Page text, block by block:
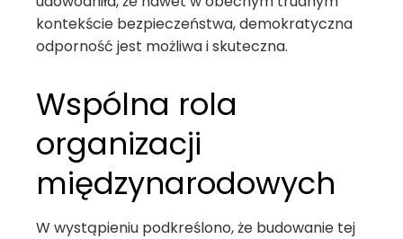
kontekście bezpieczeństwa, demokratyczna
odporność jest możliwa i skuteczna.
Wspólna rola
organizacji
międzynarodowych
W wystąpieniu podkreślono, że budowanie tej